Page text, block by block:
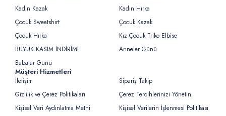
Kadın Kazak
Kadın Hırka
Çocuk Sweatshirt
Çocuk Kazak
Çocuk Hırka
Kız Çocuk Triko Elbise
BÜYÜK KASIM İNDİRİMİ
Anneler Günü
Babalar Günü
Müşteri Hizmetleri
İletişim
Sipariş Takip
Gizlilik ve Çerez Politikaları
Çerez Tercihlerinizi Yönetin
Kişisel Veri Aydınlatma Metni
Kişisel Verilerin İşlenmesi Politikası